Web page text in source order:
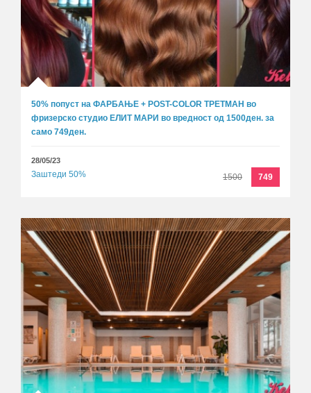
50% попуст на ФАРБАЊЕ + POST-COLOR ТРЕТМАН во
фризерско студио ЕЛИТ МАРИ во вредност од 1500ден. за
само 749ден.
28/05/23
Заштеди 50% 1500 749